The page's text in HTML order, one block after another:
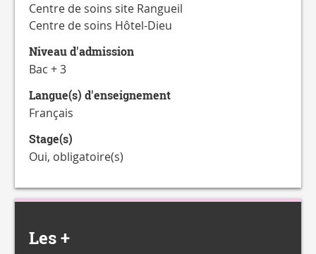
Centre de soins site Rangueil
Centre de soins Hôtel-Dieu
Niveau d'admission
Bac + 3
Langue(s) d'enseignement
Français
Stage(s)
Oui, obligatoire(s)
Les +